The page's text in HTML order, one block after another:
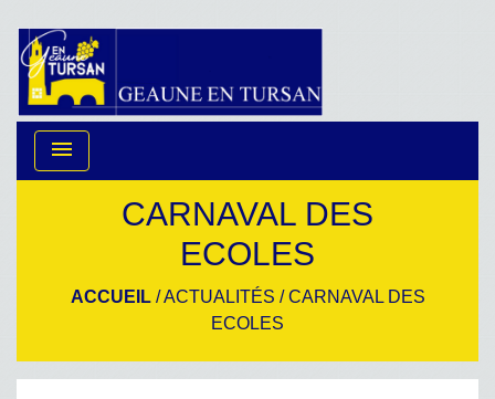
menu
CARNAVAL DES
ECOLES
ACCUEIL/ACTUALITÉS /CARNAVAL DES
ECOLES